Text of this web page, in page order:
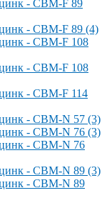
цинк - СВМ-F 89
цинк - СВМ-F 89 (4)
цинк - СВМ-F 108
цинк - СВМ-F 108
цинк - СВМ-F 114
цинк - СВМ-N 57 (3)
цинк - СВМ-N 76 (3)
цинк - СВМ-N 76
цинк - СВМ-N 89 (3)
цинк - СВМ-N 89